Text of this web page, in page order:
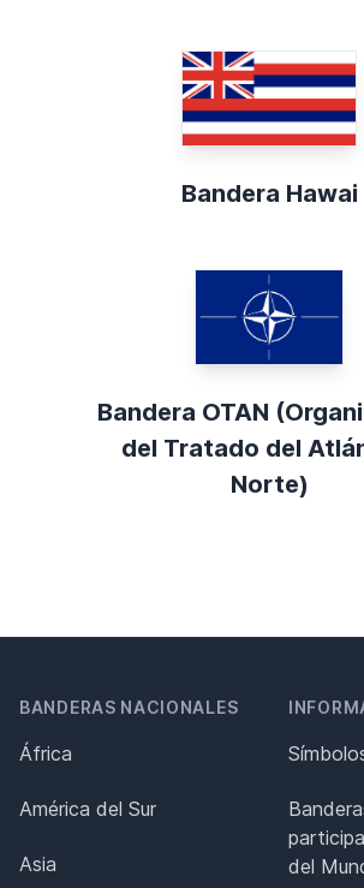
Bandera Hawai
Bandera OTAN
del Tratado del
Norte)
BANDERAS NACIONALES
África
América del Sur
Asia
del